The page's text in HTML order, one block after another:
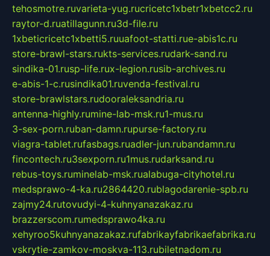
tehosmotre.ruvarieta-yug.rucricetc1xbetr1xbetcc2.ru
raytor-d.ruatillagunn.ru3d-file.ru
1xbeticricetc1xbetti5.ruuafoot-statti.rue-abis1c.ru
store-brawl-stars.rukts-services.rudark-sand.ru
sindika-01.rusp-life.rux-legion.rusib-archives.ru
e-abis-1-c.rusindika01.ruvenda-festival.ru
store-brawlstars.rudooraleksandria.ru
antenna-highly.rumine-lab-msk.ru1-mus.ru
3-sex-porn.ruban-damn.rupurse-factory.ru
viagra-tablet.rufasbags.ruadler-jun.rubandamn.ru
fincontech.ru3sexporn.ru1mus.rudarksand.ru
rebus-toys.ruminelab-msk.rualabuga-cityhotel.ru
medsprawo-4-ka.ru2864420.rublagodarenie-spb.ru
zajmy24.rutovudyi-4-kuhnyanazakaz.ru
brazzerscom.rumedsprawo4ka.ru
xehyroo5kuhnyanazakaz.rufabrikayfabrikaefabrika.ru
vskrytie-zamkov-moskva-113.rubiletnadom.ru